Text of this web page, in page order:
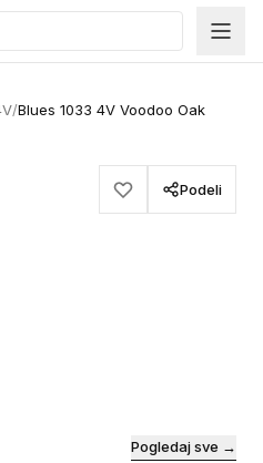
/Blues 1033 4V Voodoo Oak
Podeli
Pogledaj sve →